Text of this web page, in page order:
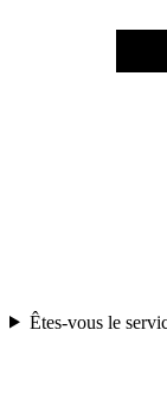
Êtes-vous le